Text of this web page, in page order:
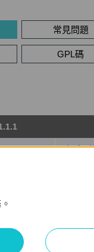
常見問題
GPL碼
21 語言:
Fixes: